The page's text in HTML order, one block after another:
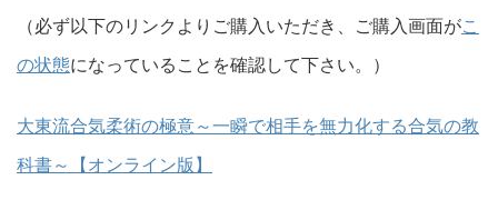
（必ず以下のリンクよりご購入いただき、ご購入画面がこ
の状態になっていることを確認して下さい。）
大東流合気柔術の極意～一瞬で相手を無力化する合気の教
科書～【オンライン版】